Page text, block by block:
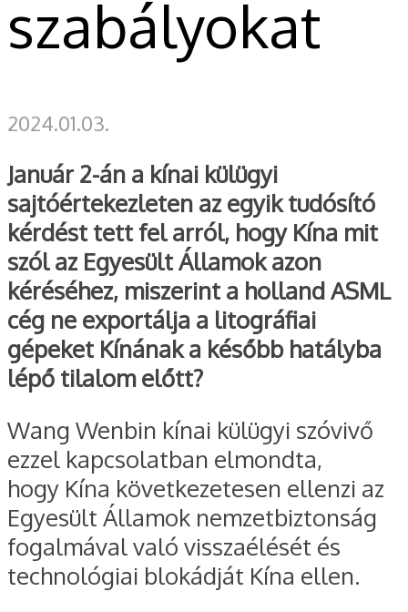
szabályokat
2024.01.03.
Január 2-án a kínai külügyi
sajtóértekezleten az egyik tudósító
kérdést tett fel arról, hogy Kína mit
szól az Egyesült Államok azon
kéréséhez, miszerint a holland ASML
cég ne exportálja a litográfiai
gépeket Kínának a később hatályba
lépő tilalom előtt?
Wang Wenbin kínai külügyi szóvivő
ezzel kapcsolatban elmondta,
hogy Kína következetesen ellenzi az
Egyesült Államok nemzetbiztonság
fogalmával való visszaélését és
technológiai blokádját Kína ellen.